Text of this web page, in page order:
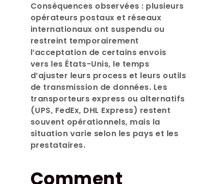
Conséquences observées : plusieurs
opérateurs postaux et réseaux
internationaux ont suspendu ou
restreint temporairement
l’acceptation de certains envois
vers les États-Unis, le temps
d’ajuster leurs process et leurs outils
de transmission de données. Les
transporteurs express ou alternatifs
(UPS, FedEx, DHL Express) restent
souvent opérationnels, mais la
situation varie selon les pays et les
prestataires.
Comment